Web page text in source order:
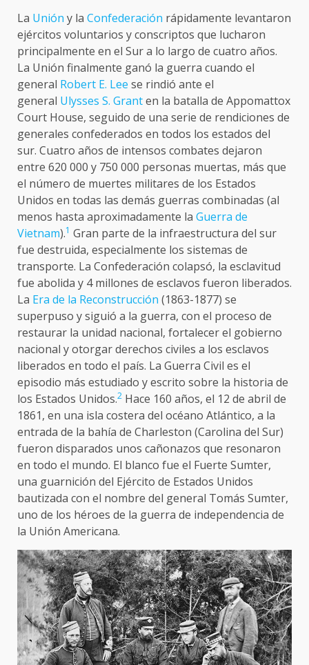
La Unión y la Confederación rápidamente levantaron
ejércitos voluntarios y conscriptos que lucharon
principalmente en el Sur a lo largo de cuatro años.
La Unión finalmente ganó la guerra cuando el
general Robert E. Lee se rindió ante el
general Ulysses S. Granten la batalla de Appomattox
Court House, seguido de una serie de rendiciones de
generales confederados en todos los estados del
sur. Cuatro años de intensos combates dejaron
entre 620 000 y 750 000 personas muertas, más que
el número de muertes militares de los Estados
Unidos en todas las demás guerras combinadas (al
menos hasta aproximadamente la Guerra de
Vietnam).1 ​ Gran parte de la infraestructura del sur
fue destruida, especialmente los sistemas de
transporte. La Confederación colapsó, la esclavitud
fue abolida y 4 millones de esclavos fueron liberados.
La Era de la Reconstrucción (1863-1877) se
superpuso y siguió a la guerra, con el proceso de
restaurar la unidad nacional, fortalecer el gobierno
nacional y otorgar derechos civiles a los esclavos
liberados en todo el país. La Guerra Civil es el
episodio más estudiado y escrito sobre la historia de
los Estados Unidos.2 ​ Hace 160 años, el 12 de abril de
1861, en una isla costera del océano Atlántico, a la
entrada de la bahía de Charleston (Carolina del Sur)
fueron disparados unos cañonazos que resonaron
en todo el mundo. El blanco fue el Fuerte Sumter,
una guarnición del Ejército de Estados Unidos
bautizada con el nombre del general Tomás Sumter,
uno de los héroes de la guerra de independencia de
la Unión Americana.